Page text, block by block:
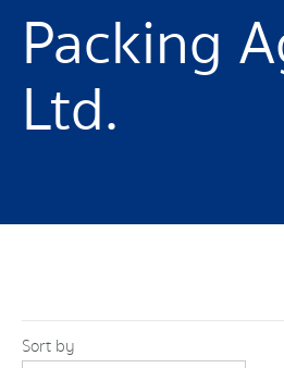
Packing
Ltd.
Sort by